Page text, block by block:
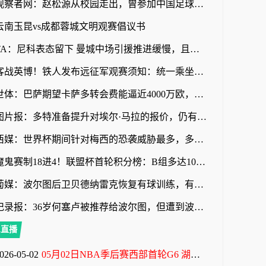
观察者网：赵松源从校园走出，曾参加中国足球小将项目
南玉昆vs成都蓉城文明观赛倡议书
TA：尼科表态留下 曼城中场引援推进缓慢，且罗德里等多人或离队
客战英博！铁人发布远征军观赛须知：统一乘坐接驳车前往体育场
世体：巴萨期望卡萨多转会费能逼近4000万欧，新月不愿满足
图片报：多特准备提升对埃尔·马拉的报价，仍有望和科隆达成协议
西媒：世界杯期间针对梅西的恐袭威胁最多，多人扬言要炸弹袭击
魔鬼赛制18进4！联盟杯首轮积分榜：B组多达10队3分！迈阿密第三
葡媒：波尔图后卫贝德纳雷克恢复有球训练，有望赶上葡超赛季首战
记录报：36岁何塞卢被推荐给波尔图，但遭到波尔图管理层拒绝
播
05-02 05月02日NBA季后赛西部首轮G6 湖人 - 火箭 全场录像